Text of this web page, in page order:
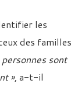
les
des familles
sont
», a-t-il